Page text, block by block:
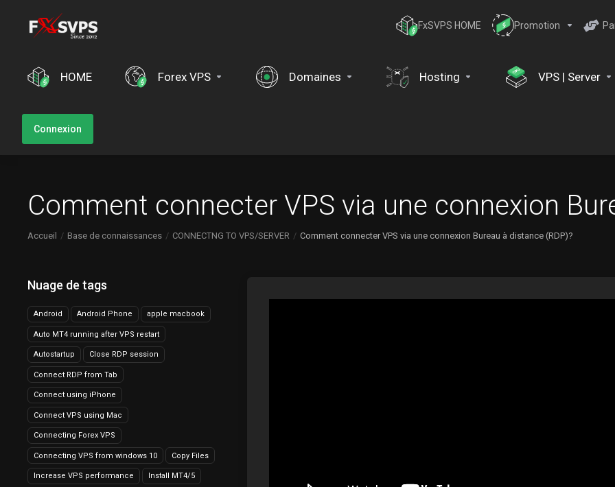
FxSVPS HOME Promotion
HOME Forex VPS Domaines Hosting VPS | Server
Connexion
Comment connecter VPS via une connexion
Accueil Base de connaissances CONNECTNG TO VPS/SERVER Comment connecter VPS via une connexion Bureau à distance (RDP)?
Nuage de tags
Android Android Phone apple macbook
Auto MT4 running after VPS restart
Autostartup Close RDP session
Connect RDP from Tab
Connect using iPhone
Connect VPS using Mac
Connecting Forex VPS
Connecting VPS from windows 10 Copy Files
Increase VPS performance Install MT4/5